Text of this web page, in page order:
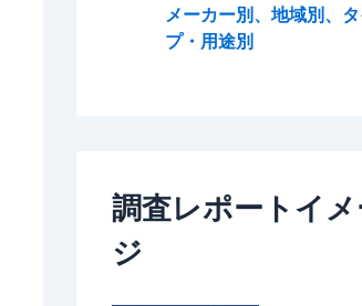
メーカー別、地域別、タ
プ・用途別
調査レポートイメ
ジ